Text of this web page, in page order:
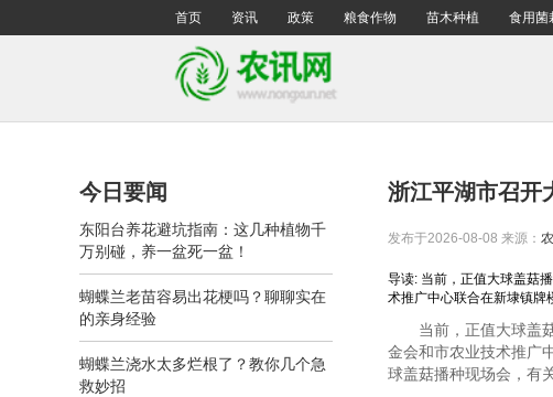
首页 资讯 政策 粮食作物 苗木种植 食用菌
今日要闻
东阳台养花避坑指南：这几种植物千
万别碰，养一盆死一盆！
蝴蝶兰老苗容易出花梗吗？聊聊实在
的亲身经验
蝴蝶兰浇水太多烂根了？教你几个急
救妙招
浙江平湖市召开
发布于2026-08-08 来源：
导读: 当前，正值大球盖菇
术推广中心联合在新埭镇牌
当前，正值大球盖菇
金会和市农业技术推广
球盖菇播种现场会，有